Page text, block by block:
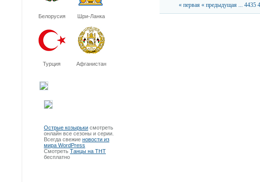
Белорусия Шри-Ланка
Турция Афганистан
Острые козырьки смотреть
онлайн все сезоны и серии.
Всегда свежие новости из
мира WordPress
Смотреть Танцы на ТНТ
бесплатно
« первая « предыдущая ... 4435